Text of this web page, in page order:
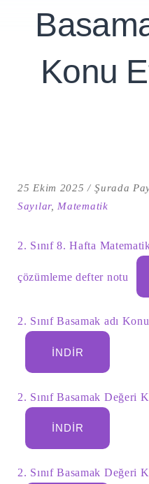
Şu
arama
sonuçları:
Konu
25 Ekim 2025 Şurada
Sayılar, Matematik
2. Sınıf 8. Hafta
çözümleme defter notu
2. Sınıf Basamak adı
İNDIR
2. Sınıf Basamak Değeri
İNDIR
2. Sınıf Basamak Değeri